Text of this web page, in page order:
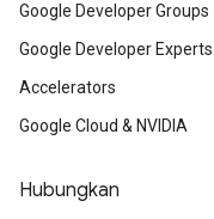
Google Developer Groups
Google Developer Experts
Accelerators
Google Cloud & NVIDIA
Hubungkan